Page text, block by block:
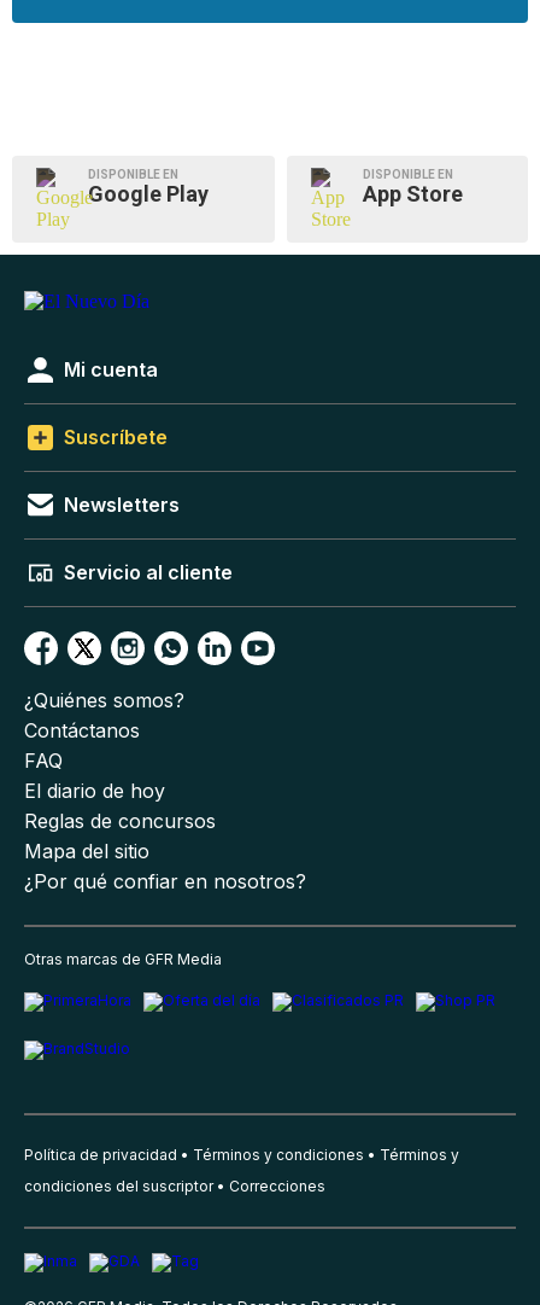
DISPONIBLE EN
Google Play
DISPONIBLE EN
App Store
Mi cuenta
Suscríbete
Newsletters
Servicio al cliente
¿Quiénes somos?
Contáctanos
FAQ
El diario de hoy
Reglas de concursos
Mapa del sitio
¿Por qué confiar en nosotros?
Otras marcas de GFR Media
Política de privacidad Términos y condiciones
Términos y
condiciones del suscriptor
Correcciones